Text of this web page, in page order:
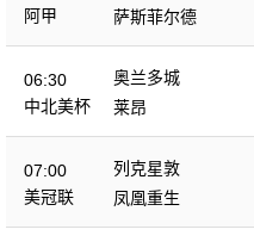
阿甲
萨斯菲尔德
06:30
中北美杯
奥兰多城
莱昂
07:00
美冠联
列克星敦
凤凰重生